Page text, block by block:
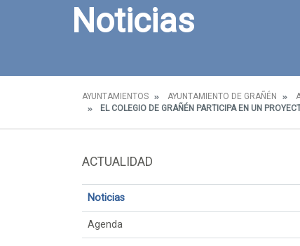
Noticias
AYUNTAMIENTOS AYUNTAMIENTO DE GRAÑÉN
EL COLEGIO DE GRAÑÉN PARTICIPA EN UN
ACTUALIDAD
Noticias
Agenda